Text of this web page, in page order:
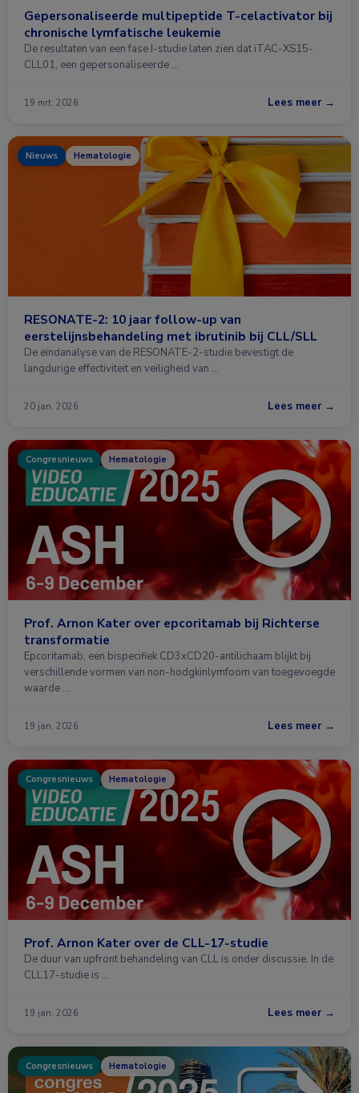
Gepersonaliseerde multipeptide T-celactivator bij
chronische lymfatische leukemie
De resultaten van een fase I-studie laten zien dat iTAC-XS15-
CLL01, een gepersonaliseerde …
19 mrt. 2026 Lees meer →
Nieuws Hematologie
RESONATE-2: 10 jaar follow-up van
eerstelijnsbehandeling met ibrutinib bij CLL/SLL
De eindanalyse van de RESONATE-2-studie bevestigt de
langdurige effectiviteit en veiligheid van …
20 jan. 2026 Lees meer →
Congresnieuws Hematologie
Prof. Arnon Kater over epcoritamab bij Richterse
transformatie
Epcoritamab, een bispecifiek CD3xCD20-antilichaam blijkt bij
verschillende vormen van non-hodgkinlymfoom van toegevoegde
waarde …
19 jan. 2026 Lees meer →
Congresnieuws Hematologie
Prof. Arnon Kater over de CLL-17-studie
De duur van upfront behandeling van CLL is onder discussie. In de
CLL17-studie is …
19 jan. 2026 Lees meer →
Congresnieuws Hematologie